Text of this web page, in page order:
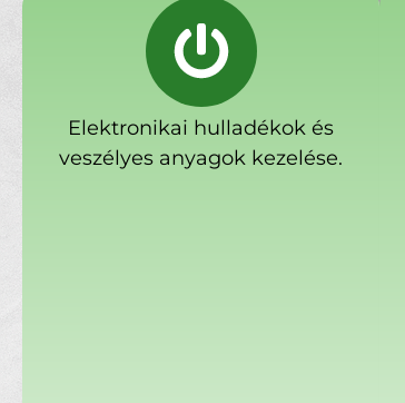
Elektronikai hulladékok és
veszélyes anyagok kezelése.